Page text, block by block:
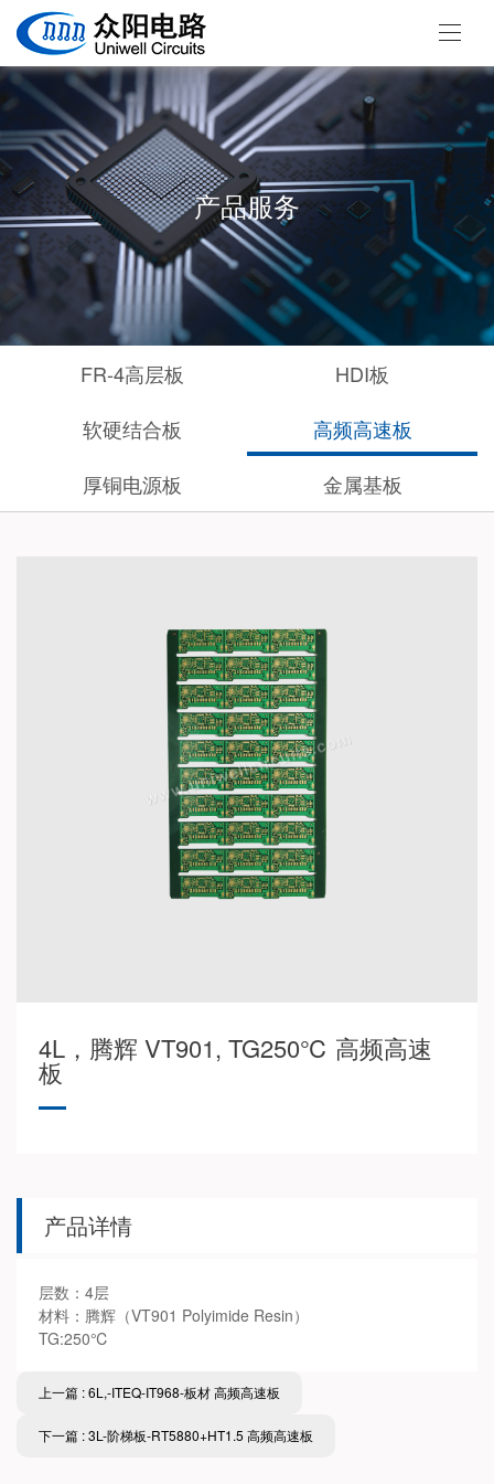
产品服务
FR-4高层板
HDI板
软硬结合板
高频高速板
厚铜电源板
金属基板
4L，腾辉 VT901, TG250℃ 高频高速
板
产品详情
层数：4层
材料：腾辉（VT901 Polyimide Resin）
TG:250℃
上一篇 : 6L,-ITEQ-IT968-板材 高频高速板
下一篇 : 3L-阶梯板-RT5880+HT1.5 高频高速板